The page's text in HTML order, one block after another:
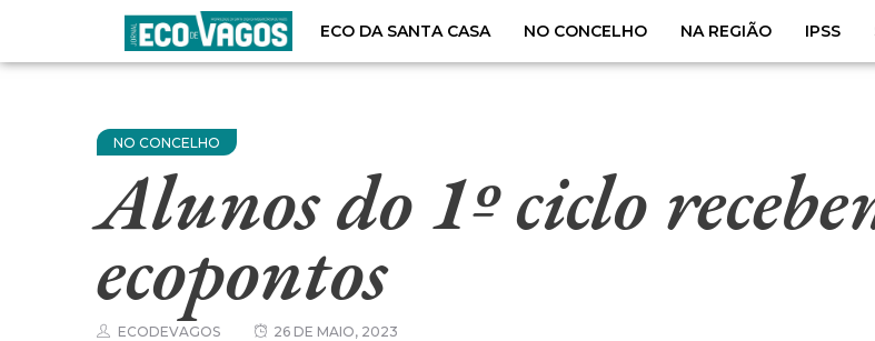
ECO DA SANTA CASA NO CONCELHO NA REGIÃO IPSS
NO CONCELHO
Alunos do 1º ciclo
ecopontos
ECODEVAGOS 26 DE MAIO, 2023